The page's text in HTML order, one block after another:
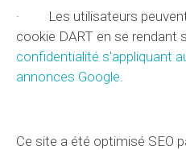
· Les utilisateurs peuvent
cookie DART en se rendant
confidentialité s'appliquant
annonces Google
Ce site a été optimisé SEO